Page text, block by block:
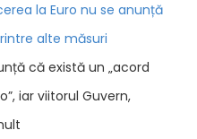
la Euro nu se anunță
alte măsuri
că există un „acord
iar viitorul Guvern,